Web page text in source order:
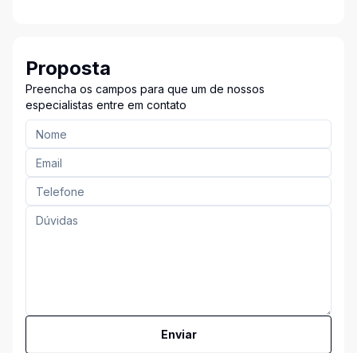
Proposta
Preencha os campos para que um de nossos
especialistas entre em contato
Enviar